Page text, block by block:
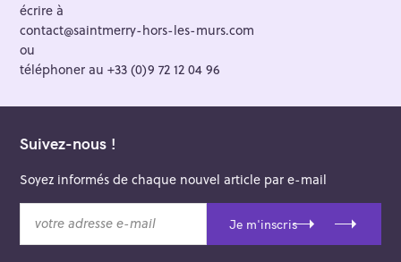
écrire à
contact@saintmerry-hors-les-murs.com
ou
téléphoner au +33 (0)9 72 12 04 96
Suivez-nous !
Soyez informés de chaque nouvel article par e-mail
t
Je m'inscris